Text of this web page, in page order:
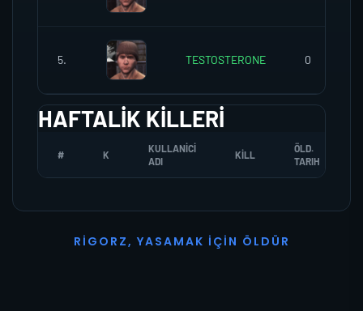
5. TESTOSTERONE 0
HAFTALIK KILLERI
# K
KULLANICI
ADI
KILL
ÖLD.
TARIH
R I G O R Z, YASAMAK İ ÇI N Ö L D Ü R